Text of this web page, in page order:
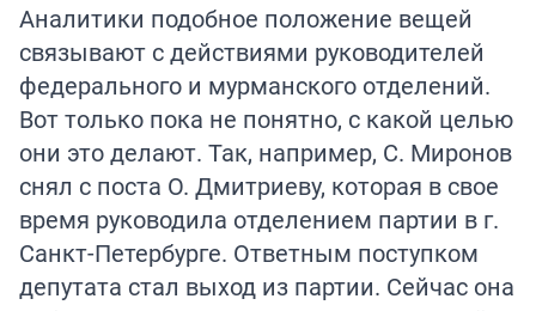
Аналитики подобное положение вещей
связывают с действиями руководителей
федерального и мурманского отделений.
Вот только пока не понятно, с какой целью
они это делают. Так, например, С. Миронов
снял с поста О. Дмитриеву, которая в свое
время руководила отделением партии в г.
Санкт-Петербурге. Ответным поступком
депутата стал выход из партии. Сейчас она